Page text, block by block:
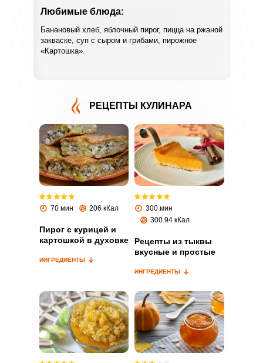
Любимые блюда:
Банановый хлеб, яблочный пирог, пицца на ржаной
закваске, суп с сыром и грибами, пирожное
«Картошка».
РЕЦЕПТЫ КУЛИНАРА
70 мин 206 кКал
Пирог с курицей и
картошкой в духовке
ИНГРЕДИЕНТЫ
300 мин
300.94 кКал
Рецепты из тыквы
вкусные и простые
ИНГРЕДИЕНТЫ
ВХОД НА САЙТ РЕГИСТРАЦИЯ
с помощью социальных сетей:
или
Запомнить меня